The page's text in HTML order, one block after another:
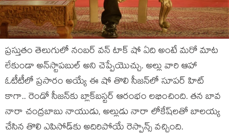
ప్ర‌స్తుతం తెలుగులో నంబ‌ర్ వ‌న్ టాక్ షో ఏది అంటే మ‌రో మాట
లేకుండా అన్‌స్టాప‌బుల్ అని చెప్పేయొచ్చు. అల్లు వారి ఆహా
ఓటీటీలో ప్ర‌సారం అయ్యే ఈ షో తొలి సీజ‌న్‌లో సూప‌ర్ హిట్
కాగా.. రెండో సీజ‌న్‌కు బ్లాక్‌బ‌స్ట‌ర్ ఆరంభం ల‌భించింది. త‌న బావ‌
నారా చంద్ర‌బాబు నాయుడు, అల్లుడు నారా లోకేష్‌ల‌తో బాల‌య్య
చేసిన తొలి ఎపిసోడ్‌కు అదిరిపోయే రెస్పాన్స్ వ‌చ్చింది.